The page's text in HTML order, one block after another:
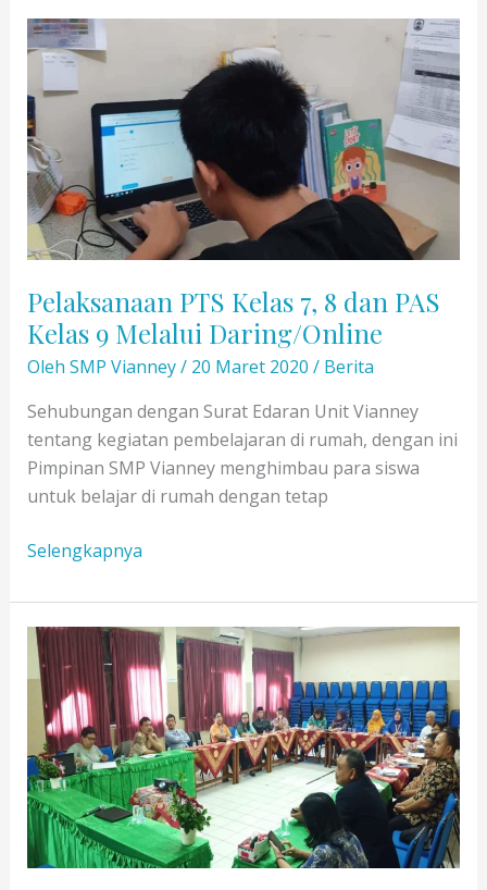
Kelas
9
SMP
Vianney
Tahun
Pelajaran
2019-
2020
Pelaksanaan PTS Kelas 7, 8 dan PAS
Kelas 9 Melalui Daring/Online
Oleh SMP Vianney/ 20 Maret 2020 / Berita
Sehubungan dengan Surat Edaran Unit Vianney
tentang kegiatan pembelajaran di rumah, dengan ini
Pimpinan SMP Vianney menghimbau para siswa
untuk belajar di rumah dengan tetap
Pelaksanaan
Kelas
7,
dan
PAS
Kelas
9
Melalui
Daring/Online
Selengkapnya